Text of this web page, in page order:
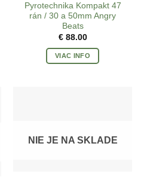
Pyrotechnika Kompakt 47
rán / 30 a 50mm Angry
Beats
€88.00
VIAC INFO
NIE JE NA SKLADE